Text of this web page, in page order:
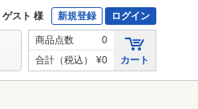
ゲスト 様 新規登録 ログイン
商品点数
0
合計（税込）
¥0 カート